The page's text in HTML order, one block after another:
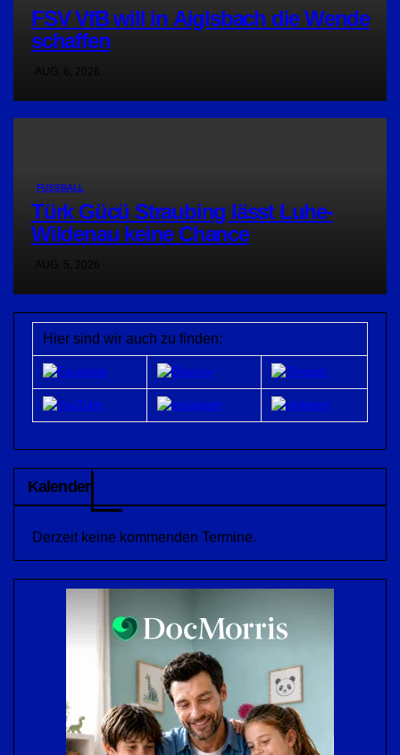
FSV VfB will in Aiglsbach die Wende
schaffen
FUSSBALL
Türk Gücü Straubing lässt Luhe-
Wildenau keine Chance
Hier sind wir auch zu finden:
Kalender
Derzeit keine kommenden Termine.